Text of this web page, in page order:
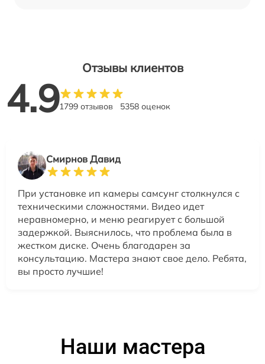
Отзывы клиентов
4.91799 отзывов 5358 оценок
Смирнов Давид
При установке ип камеры самсунг столкнулся с
техническими сложностями. Видео идет
неравномерно, и меню реагирует с большой
задержкой. Выяснилось, что проблема была в
жестком диске. Очень благодарен за
консультацию. Мастера знают свое дело. Ребята,
вы просто лучшие!
Наши мастера